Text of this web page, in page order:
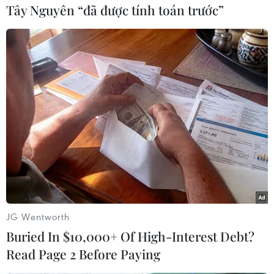
giảm tốc độ tăngtrưởng GDP, chỉ đạt tỷ lệ 7,4%
trong quý 3/2012.
Đây là "thành tích" kém nhất của Trung Quốc kể
từ quý 1/2009. Trước đó,chính phủ nước này đã
phải hạ mục tiêu tăng trưởng hàng năm xuống
7% cho giaiđoạn 2010-2015./.
(TTXVN)
Tây Nguyên “đã được tính toán trước”
JG Wentworth
Buried In $10,000+ Of High-Interest Debt?
Read Page 2 Before Paying